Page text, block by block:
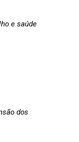
e saúde
dos